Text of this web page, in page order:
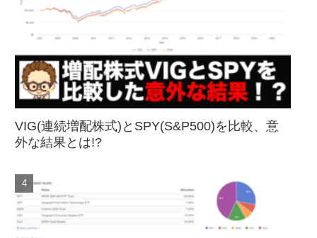
VIG(連続増配株式)とSPY(S&P500)を比較、意
外な結果とは!?